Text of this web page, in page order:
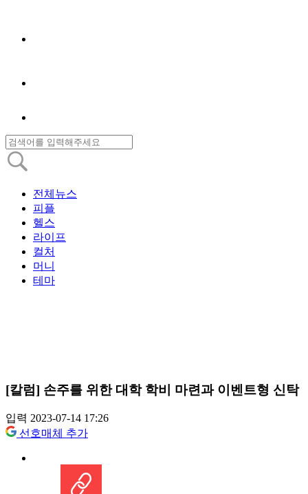
전체뉴스
피플
헬스
라이프
컬처
머니
테마
[칼럼] 손주를 위한 대학 학비 마련과 이벤트형 신탁
입력 2023-07-14 17:26
선호매체 추가